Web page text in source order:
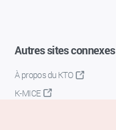
Autres sites connexes
À propos du KTO
K-MICE